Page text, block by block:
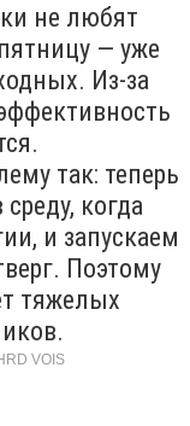
не любят
— уже
Из-за
так: теперь
когда
и запускаем
Поэтому
тяжелых
VOIS